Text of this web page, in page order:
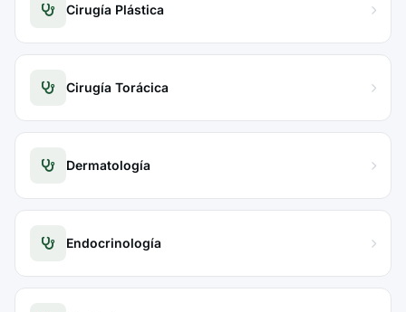
Cirugía Plástica
Cirugía Torácica
Dermatología
Endocrinología